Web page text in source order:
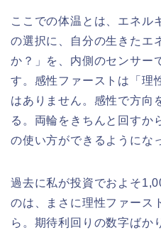
ここでの体温とは、エネル
の選択に、自分の生きたエ
か？」を、内側のセンサー
す。感性ファーストは「理
はありません。感性で方向
る。両輪をきちんと回すか
の使い方ができるようにな
過去に私が投資でおよそ
のは、まさに理性ファース
ら。期待利回りの数字ばか